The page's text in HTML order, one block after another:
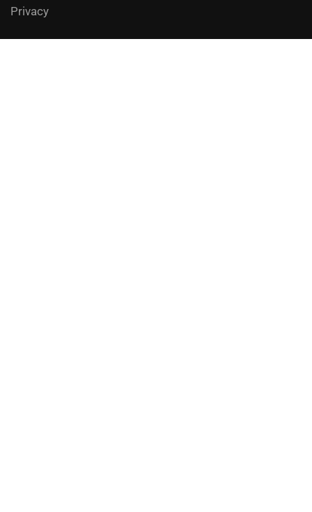
Privacy